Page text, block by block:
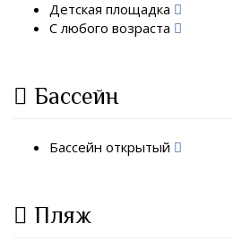
Детская площадка
С любого возраста
Бассейн
Бассейн открытый
Пляж